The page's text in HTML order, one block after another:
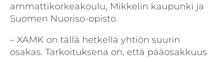
ammattikorkeakoulu, Mikkelin kaupunki ja
Suomen Nuoriso-opisto.
– XAMK on tällä hetkellä yhtiön suurin
osakas. Tarkoituksena on, että pääosakkuus